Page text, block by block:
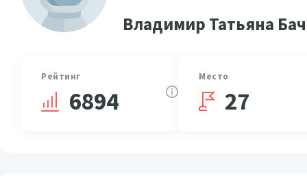
Владимир Татьяна
Рейтинг
6894
Место
27